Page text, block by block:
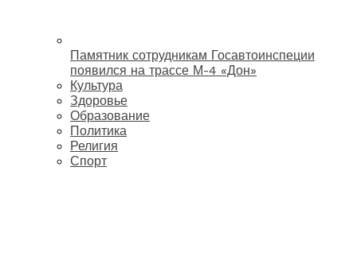
Памятник сотрудникам Госавтоинспеции
появился на трассе М-4 «Дон»
Культура
Здоровье
Образование
Политика
Религия
Спорт